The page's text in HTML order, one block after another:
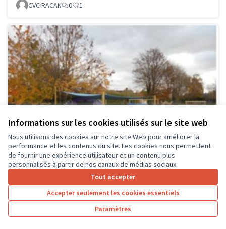
Informations sur les cookies utilisés sur le site web
Nous utilisons des cookies sur notre site Web pour améliorer la
performance et les contenus du site. Les cookies nous permettent
de fournir une expérience utilisateur et un contenu plus
personnalisés à partir de nos canaux de médias sociaux.
Tout accepter
Accepter seulement les cookies essentiels
Paramètres
CVC RACAN
0 1
La classe en dehors des murs
Soumis au vote
0